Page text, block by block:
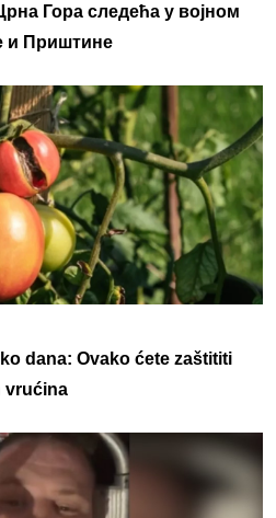
Гора следећа у војном
и Приштине
dana: Ovako ćete zaštititi
vrućina